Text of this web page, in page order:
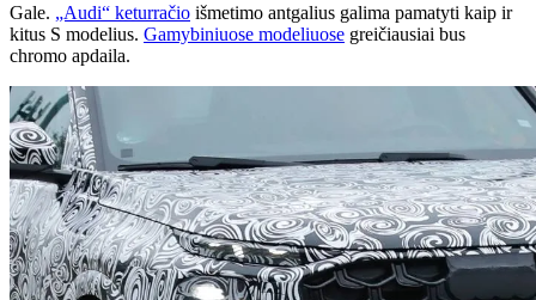
Gale. „Audi“ keturračio išmetimo antgalius galima pamatyti kaip ir
kitus S modelius. Gamybiniuose modeliuose greičiausiai bus
chromo apdaila.